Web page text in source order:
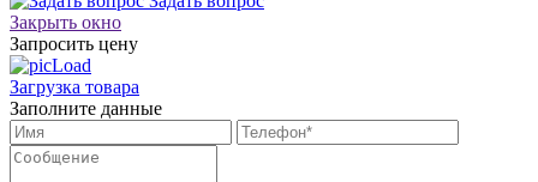
Закрыть окно
Запросить цену
Загрузка товара
Заполните данные